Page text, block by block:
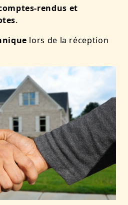
rendus et
.
lors de la réception